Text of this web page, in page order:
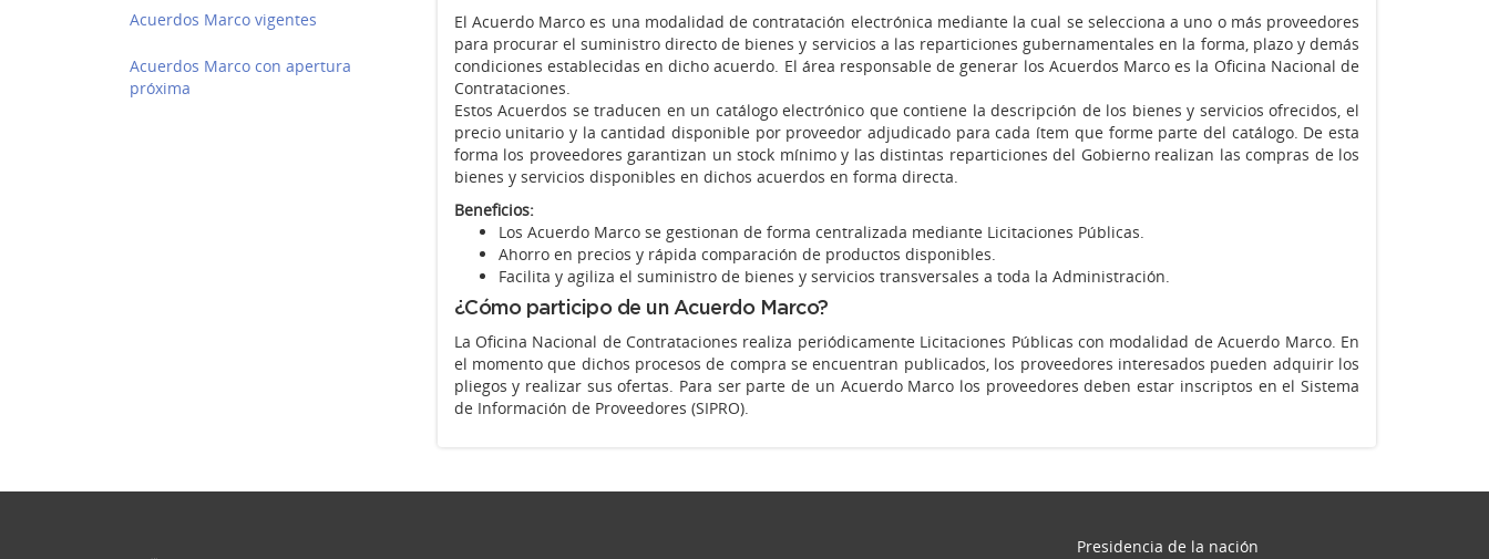
Acuerdos Marco vigentes
Acuerdos Marco con apertura
próxima
El Acuerdo Marco es una modalidad de contratación electrónica mediante la cual se selecciona a uno o más proveedores
para procurar el suministro directo de bienes y servicios a las reparticiones gubernamentales en la forma, plazo y demás
condiciones establecidas en dicho acuerdo. El área responsable de generar los Acuerdos Marco es la Oficina Nacional de
Contrataciones.
Estos Acuerdos se traducen en un catálogo electrónico que contiene la descripción de los bienes y servicios ofrecidos, el
precio unitario y la cantidad disponible por proveedor adjudicado para cada ítem que forme parte del catálogo. De esta
forma los proveedores garantizan un stock mínimo y las distintas reparticiones del Gobierno realizan las compras de los
bienes y servicios disponibles en dichos acuerdos en forma directa.
Beneficios:
Los Acuerdo Marco se gestionan de forma centralizada mediante Licitaciones Públicas.
Ahorro en precios y rápida comparación de productos disponibles.
Facilita y agiliza el suministro de bienes y servicios transversales a toda la Administración.
¿Cómo participo de un Acuerdo Marco?
La Oficina Nacional de Contrataciones realiza periódicamente Licitaciones Públicas con modalidad de Acuerdo Marco. En
el momento que dichos procesos de compra se encuentran publicados, los proveedores interesados pueden adquirir los
pliegos y realizar sus ofertas. Para ser parte de un Acuerdo Marco los proveedores deben estar inscriptos en el Sistema
de Información de Proveedores (SIPRO).
Presidencia de la nación